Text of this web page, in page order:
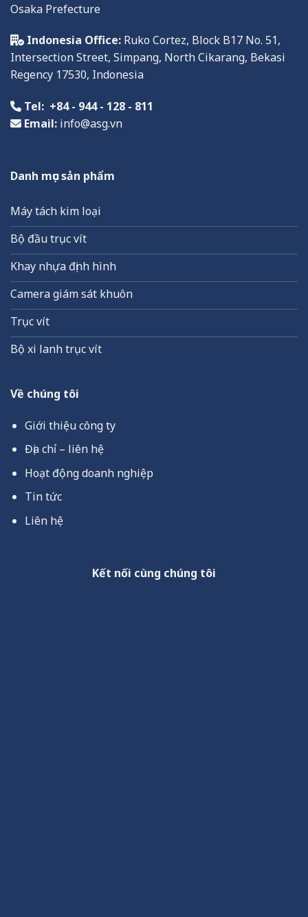
Osaka Prefecture
Indonesia Office: Ruko Cortez, Block B17 No. 51,
Intersection Street, Simpang, North Cikarang, Bekasi
Regency 17530, Indonesia
Tel: +84 - 944 - 128 - 811
Email: info@asg.vn
Danh mục sản phẩm
Máy tách kim loại
Bộ đầu trục vít
Khay nhựa định hình
Camera giám sát khuôn
Trục vít
Bộ xi lanh trục vít
Về chúng tôi
Giới thiệu công ty
Địa chỉ – liên hệ
Hoạt động doanh nghiệp
Tin tức
Liên hệ
Kết nối cùng chúng tôi